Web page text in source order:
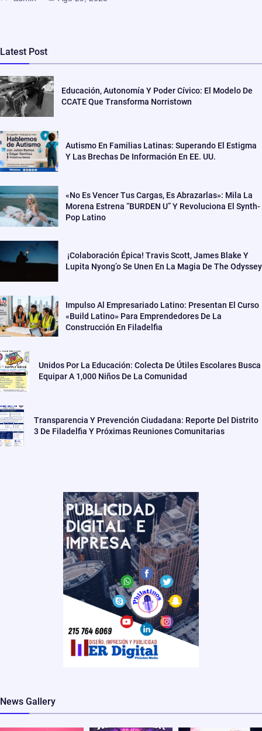
Latest Post
Educación, Autonomía Y Poder Cívico: El Modelo De
CCATE Que Transforma Norristown
Autismo En Familias Latinas: Superando El Estigma
Y Las Brechas De Información En EE. UU.
«No Es Vencer Tus Cargas, Es Abrazarlas»: Mila La
Morena Estrena “BURDEN U” Y Revoluciona El Synth-
Pop Latino
¡Colaboración Épica! Travis Scott, James Blake Y
Lupita Nyong’o Se Unen En La Magia De The Odyssey
Impulso Al Empresariado Latino: Presentan El Curso
«Build Latino» Para Emprendedores De La
Construcción En Filadelfia
Unidos Por La Educación: Colecta De Útiles Escolares Busca
Equipar A 1,000 Niños De La Comunidad
Transparencia Y Prevención Ciudadana: Reporte Del Distrito
3 De Filadelfia Y Próximas Reuniones Comunitarias
News Gallery